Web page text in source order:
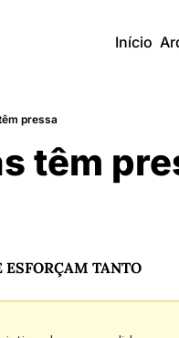
Início
pressa
têm
ESFORÇAM TANTO